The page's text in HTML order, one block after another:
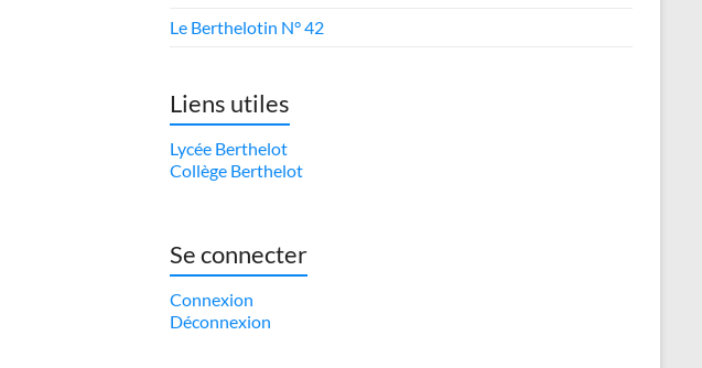
Le Berthelotin N° 42
Liens utiles
Lycée Berthelot
Collège Berthelot
Se connecter
Connexion
Déconnexion